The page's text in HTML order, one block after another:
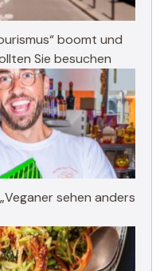
boomt und
Sie besuchen
sehen anders